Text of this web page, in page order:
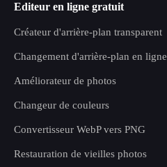
Editeur en ligne gratuit
Créateur d'arrière-plan transparent
Changement d'arrière-plan en ligne
Améliorateur de photos
Changeur de couleurs
Convertisseur WebP vers PNG
Restauration de vieilles photos